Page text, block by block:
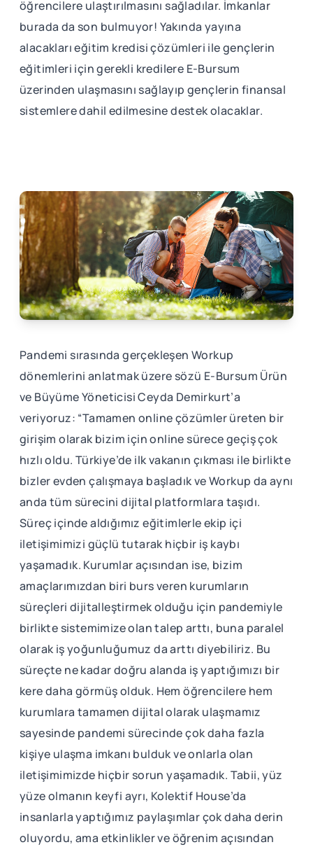
öğrencilere ulaştırılmasını sağladılar. İmkanlar
burada da son bulmuyor! Yakında yayına
alacakları eğitim kredisi çözümleri ile gençlerin
eğitimleri için gerekli kredilere E-Bursum
üzerinden ulaşmasını sağlayıp gençlerin finansal
sistemlere dahil edilmesine destek olacaklar.
Pandemi sırasında gerçekleşen Workup
dönemlerini anlatmak üzere sözü E-Bursum Ürün
ve Büyüme Yöneticisi Ceyda Demirkurt’a
veriyoruz: “Tamamen online çözümler üreten bir
girişim olarak bizim için online sürece geçiş çok
hızlı oldu. Türkiye’de ilk vakanın çıkması ile birlikte
bizler evden çalışmaya başladık ve Workup da aynı
anda tüm sürecini dijital platformlara taşıdı.
Süreç içinde aldığımız eğitimlerle ekip içi
iletişimimizi güçlü tutarak hiçbir iş kaybı
yaşamadık. Kurumlar açısından ise, bizim
amaçlarımızdan biri burs veren kurumların
süreçleri dijitalleştirmek olduğu için pandemiyle
birlikte sistemimize olan talep arttı, buna paralel
olarak iş yoğunluğumuz da arttı diyebiliriz. Bu
süreçte ne kadar doğru alanda iş yaptığımızı bir
kere daha görmüş olduk. Hem öğrencilere hem
kurumlara tamamen dijital olarak ulaşmamız
sayesinde pandemi sürecinde çok daha fazla
kişiye ulaşma imkanı bulduk ve onlarla olan
iletişimimizde hiçbir sorun yaşamadık. Tabii, yüz
yüze olmanın keyfi ayrı, Kolektif House’da
insanlarla yaptığımız paylaşımlar çok daha derin
oluyordu, ama etkinlikler ve öğrenim açısından